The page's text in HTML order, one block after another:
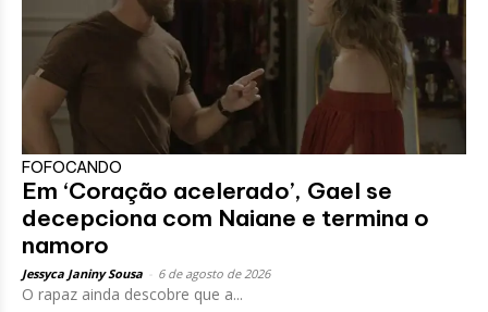
FOFOCANDO
Em ‘Coração acelerado’, Gael se
decepciona com Naiane e termina o
namoro
Jessyca Janiny Sousa 6 de agosto de 2026
O rapaz ainda descobre que a...